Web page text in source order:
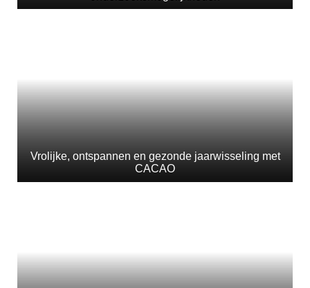
Vrolijke, ontspannen en gezonde jaarwisseling met
CACAO